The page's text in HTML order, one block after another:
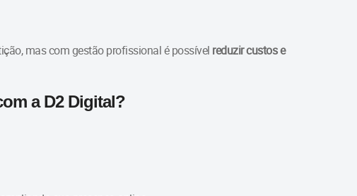
mas com gestão profissional é possível reduzir custos e
a D2 Digital?